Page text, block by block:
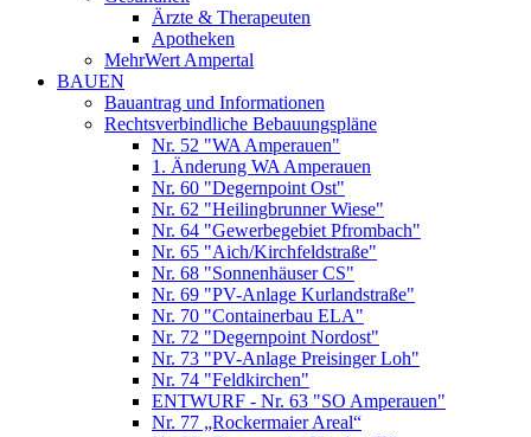
Ärzte & Therapeuten
Apotheken
MehrWert Ampertal
BAUEN
Bauantrag und Informationen
Rechtsverbindliche Bebauungspläne
Nr. 52 "WA Amperauen"
1. Änderung WA Amperauen
Nr. 60 "Degernpoint Ost"
Nr. 62 "Heilingbrunner Wiese"
Nr. 64 "Gewerbegebiet Pfrombach"
Nr. 65 "Aich/Kirchfeldstraße"
Nr. 68 "Sonnenhäuser CS"
Nr. 69 "PV-Anlage Kurlandstraße"
Nr. 70 "Containerbau ELA"
Nr. 72 "Degernpoint Nordost"
Nr. 73 "PV-Anlage Preisinger Loh"
Nr. 74 "Feldkirchen"
ENTWURF - Nr. 63 "SO Amperauen"
Nr. 77 „Rockermaier Areal“